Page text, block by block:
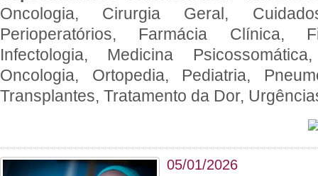
Oncologia, Cirurgia Geral,
Perioperatórios, Farmácia Clínica,
Infectologia, Medicina
Oncologia, Ortopedia, Pediatria,
Transplantes, Tratamento da Dor,
05/01/2026